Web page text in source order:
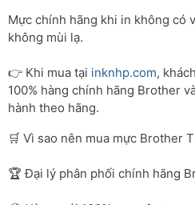
Mực chính hãng khi in không có
không mùi lạ.
👉 Khi mua tại inknhp.com,
100% hàng chính hãng Brother
hành theo hãng.
🛒 Vì sao nên mua mực Brother
🏆 Đại lý phân phối chính hãng